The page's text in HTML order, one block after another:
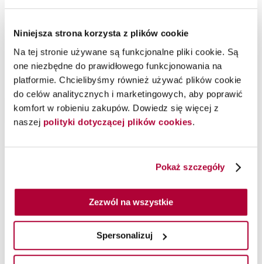
Niniejsza strona korzysta z plików cookie
Na tej stronie używane są funkcjonalne pliki cookie. Są
one niezbędne do prawidłowego funkcjonowania na
platformie. Chcielibyśmy również używać plików cookie
do celów analitycznych i marketingowych, aby poprawić
komfort w robieniu zakupów. Dowiedz się więcej z
naszej polityki dotyczącej plików cookies.
Pokaż szczegóły
Zezwól na wszystkie
Spersonalizuj
Pianka Mousse Forte, 200
ml
Sebastian Professional
Mocno utrwalająca i zabezpieczająca pianka
Do koszyka
Żel Texturizer, 145 ml
Sebastian Professional
Do koszyka